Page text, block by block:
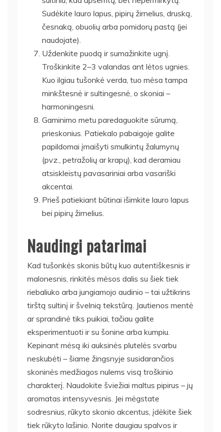
Sudėkite lauro lapus, pipirų žirnelius, druską,
česnaką, obuolių arba pomidorų pastą (jei
naudojate).
Uždenkite puodą ir sumažinkite ugnį.
Troškinkite 2–3 valandas ant lėtos ugnies.
Kuo ilgiau tušonkė verda, tuo mėsa tampa
minkštesnė ir sultingesnė, o skoniai –
harmoningesni.
Gaminimo metu paredaguokite sūrumą,
prieskonius. Patiekalo pabaigoje galite
papildomai įmaišyti smulkintų žalumynų
(pvz., petražolių ar krapų), kad deramiau
atsiskleistų pavasariniai arba vasariški
akcentai.
Prieš patiekiant būtinai išimkite lauro lapus
bei pipirų žirnelius.
Naudingi patarimai
Kad tušonkės skonis būtų kuo autentiškesnis ir
malonesnis, rinkitės mėsos dalis su šiek tiek
riebaliuko arba jungiamojo audinio – tai užtikrins
tirštą sultinį ir švelnią tekstūrą. Jautienos mentė
ar sprandinė tiks puikiai, tačiau galite
eksperimentuoti ir su šonine arba kumpiu.
Kepinant mėsą iki auksinės plutelės svarbu
neskubėti – šiame žingsnyje susidarančios
skoninės medžiagos nulems visą troškinio
charakterį. Naudokite šviežiai maltus pipirus – jų
aromatas intensyvesnis. Jei mėgstate
sodresnius, rūkyto skonio akcentus, įdėkite šiek
tiek rūkyto lašinio. Norite daugiau spalvos ir